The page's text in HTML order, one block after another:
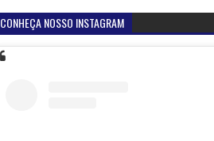
CONHEÇA NOSSO INSTAGRAM